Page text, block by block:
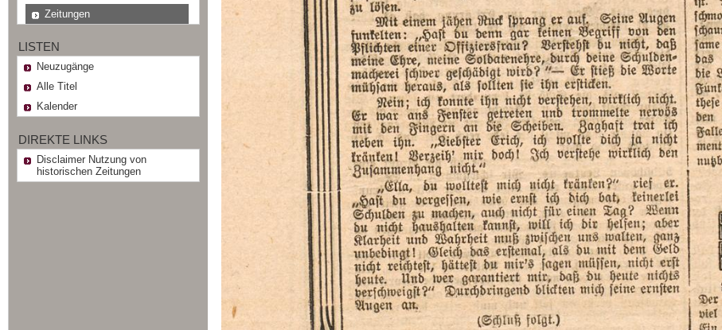
Zeitungen
LISTEN
Neuzugänge
Alle Titel
Kalender
DIREKTE LINKS
Disclaimer Nutzung von
historischen Zeitungen